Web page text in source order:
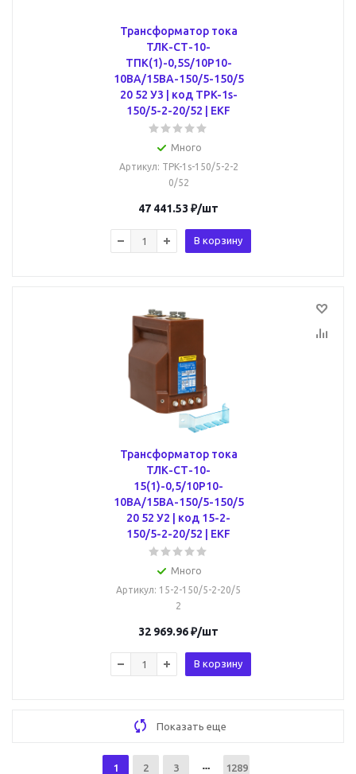
Трансформатор тока
ТЛК-СТ-10-
ТПК(1)-0,5S/10Р10-
10ВА/15ВА-150/5-150/5
20 52 У3 | код TPK-1s-
150/5-2-20/52 | EKF
Много
Артикул: TPK-1s-150/5-2-2
0/52
47 441.53 ₽/шт
В корзину
Трансформатор тока
ТЛК-СТ-10-
15(1)-0,5/10Р10-
10ВА/15ВА-150/5-150/5
20 52 У2 | код 15-2-
150/5-2-20/52 | EKF
Много
Артикул: 15-2-150/5-2-20/5
2
32 969.96₽/шт
В корзину
Показать еще
1 2 3 1289